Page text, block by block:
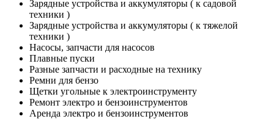
Зарядные устройства и аккумуляторы ( к садовой
техники )
Зарядные устройства и аккумуляторы ( к тяжелой
техники )
Насосы, запчасти для насосов
Плавные пуски
Разные запчасти и расходные на технику
Ремни для бензо
Щетки угольные к электроинструменту
Ремонт электро и бензоинструментов
Аренда электро и бензоинструментов